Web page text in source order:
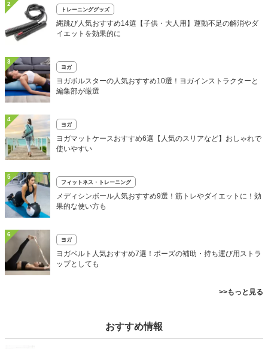
2
トレーニンググッズ
縄跳び人気おすすめ14選【子供・大人用】運動不足の解消やダ
イエットを効果的に
3
ヨガ
ヨガボルスターの人気おすすめ10選！ヨガインストラクターと
編集部が厳選
4
ヨガ
ヨガマットケースおすすめ6選【人気のスリアなど】おしゃれで
使いやすい
5
フィットネス・トレーニング
メディシンボール人気おすすめ9選！筋トレやダイエットに！効
果的な使い方も
6
ヨガ
ヨガベルト人気おすすめ7選！ポーズの補助・持ち運び用ストラ
ップとしても
>>もっと見る
おすすめ情報